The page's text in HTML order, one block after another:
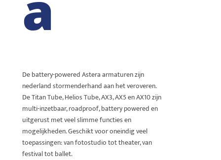
De battery-powered Astera armaturen zijn
nederland stormenderhand aan het veroveren.
De Titan Tube, Helios Tube, AX3, AX5 en AX10 zijn
multi-inzetbaar, roadproof, battery powered en
uitgerust met veel slimme functies en
mogelijkheden. Geschikt voor oneindig veel
toepassingen: van fotostudio tot theater, van
festival tot ballet.